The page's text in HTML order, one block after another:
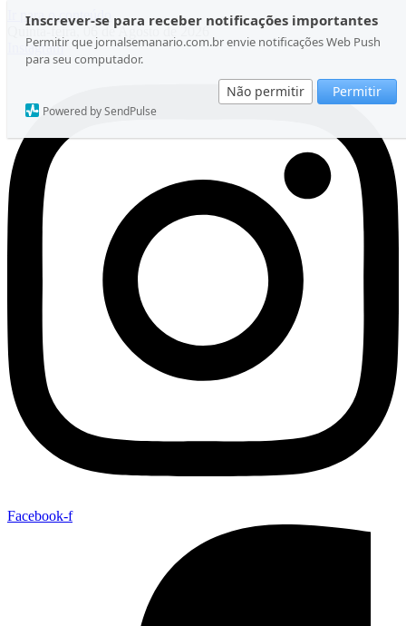
Inscrever-se para receber notificações importantes
Permitir que jornalsemanario.com.br envie notificações Web Push
para seu computador.
Não permitir Permitir
Powered by SendPulse
Ir para o conteúdo
Quinta-feira, 06 de Agosto de 2026
Instagram
Facebook-f